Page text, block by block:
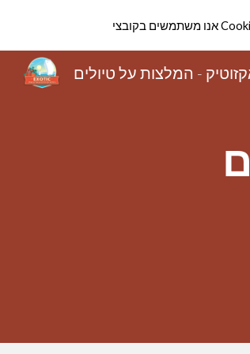
- המלצות על טיולים